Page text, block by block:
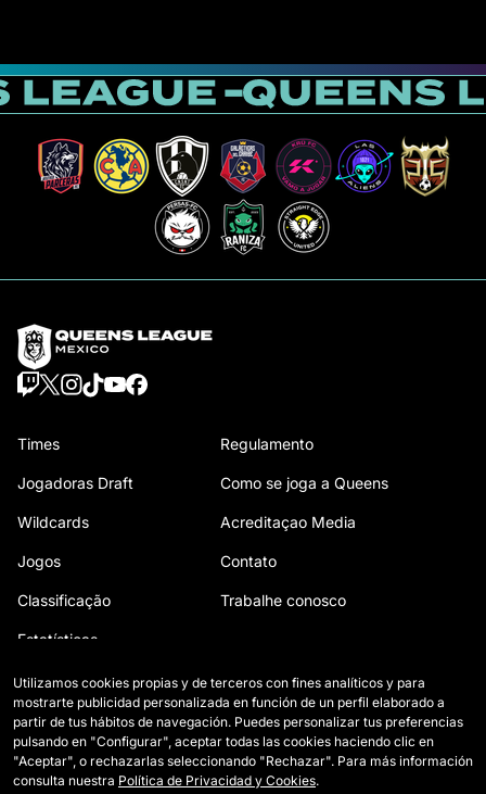
Times
Jogadoras Draft
Wildcards
Jogos
Classificação
Estatísticas
Regulamento
Como se joga a Queens
Acreditaçao Media
Contato
Trabalhe conosco
Utilizamos cookies propias y de terceros con fines analíticos y para
mostrarte publicidad personalizada en función de un perfil elaborado a
partir de tus hábitos de navegación. Puedes personalizar tus preferencias
pulsando en "Configurar", aceptar todas las cookies haciendo clic en
"Aceptar", o rechazarlas seleccionando "Rechazar". Para más información
consulta nuestra Política de Privacidad y Cookies.